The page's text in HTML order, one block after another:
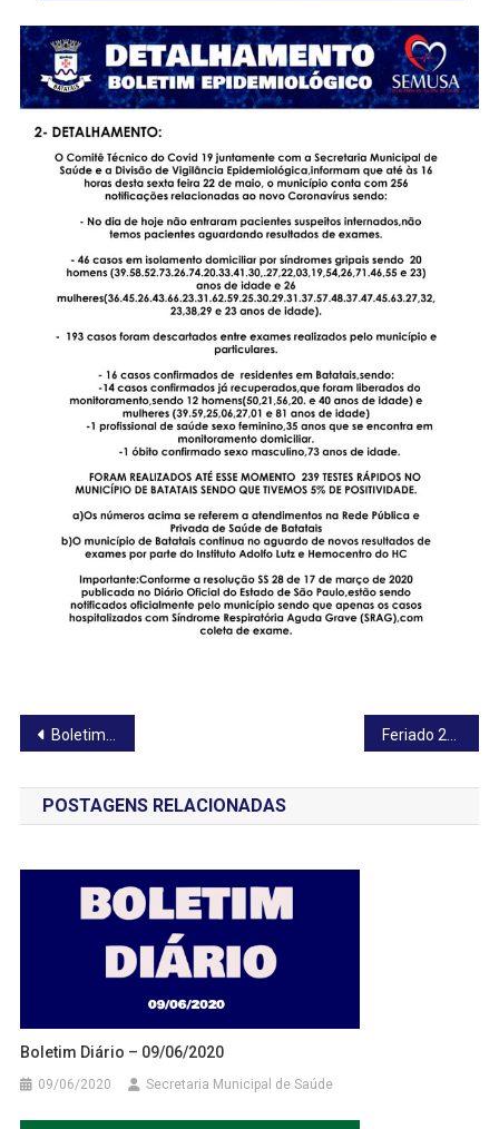
Navegação
de
Post
Boletim Diário – 21/05/2020
POSTAGENS RELACIONADAS
Boletim Diário – 09/06/2020
09/06/2020 Secretaria Municipal de Saúde